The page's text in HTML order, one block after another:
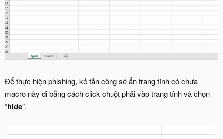
Để thực hiện phishing, kẻ tấn công sẽ ẩn trang tính có chưa
macro này đi bằng cách click chuột phải vào trang tính và chọn
“hide”.